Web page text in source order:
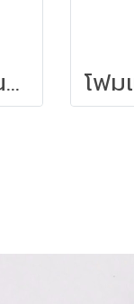
โฟมแผ่น 1 นิ้ว ขนาด 60 x 120 ซม.สีขาว